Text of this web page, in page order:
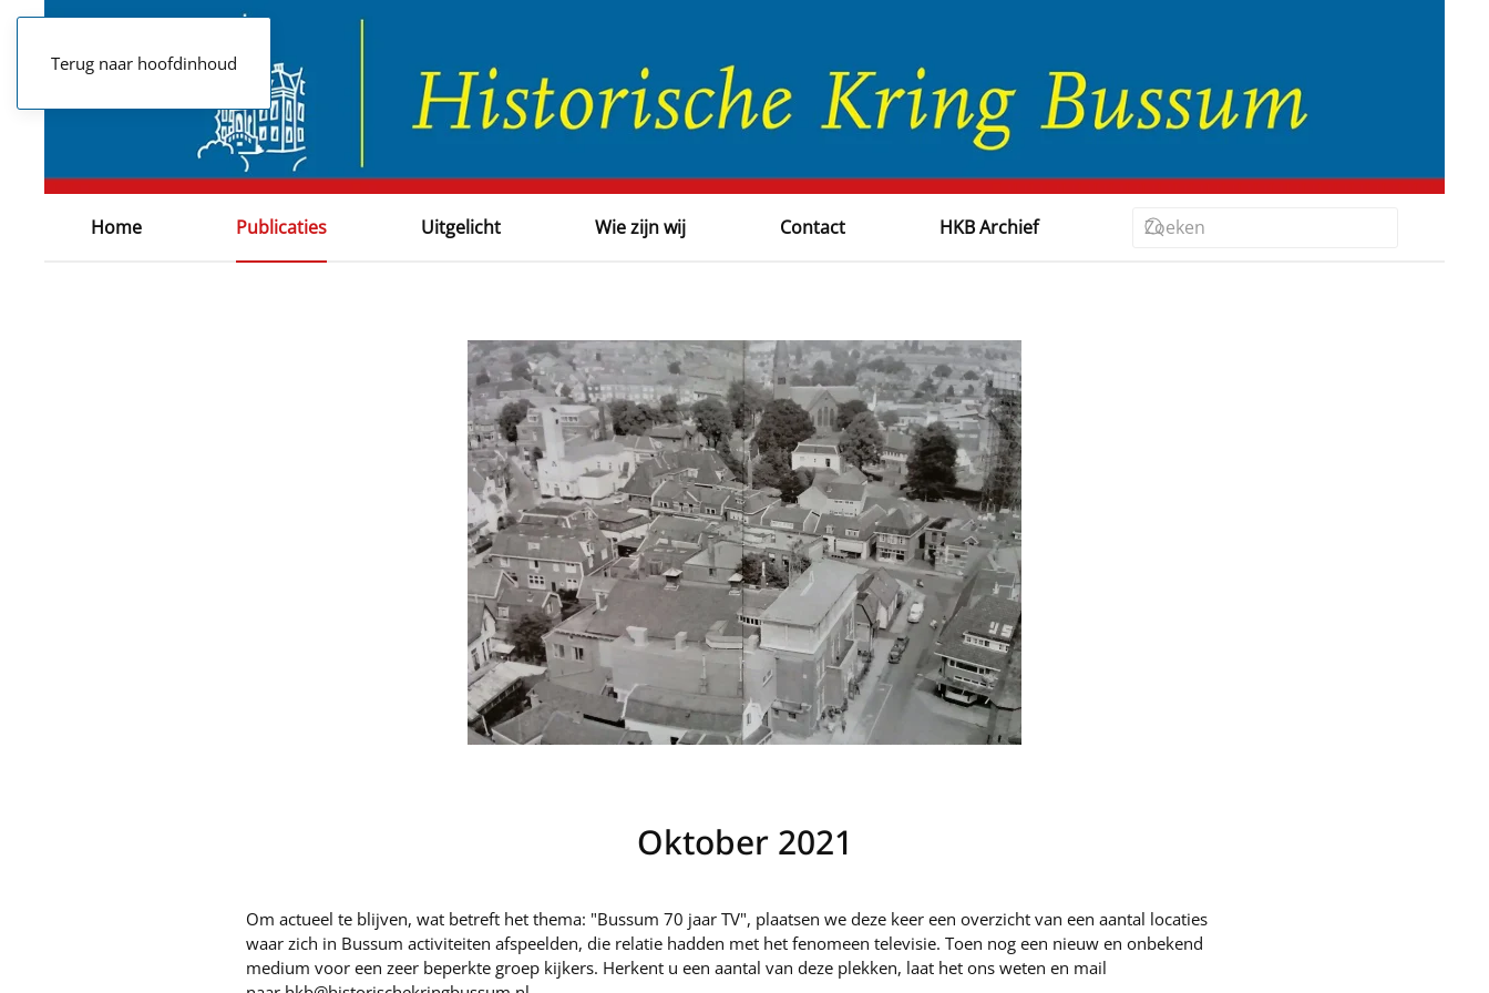
Terug naar hoofdinhoud
Home Publicaties Uitgelicht Wie zijn wij Contact HKB Archief
Oktober 2021
Om actueel te blijven, wat betreft het thema: "Bussum 70 jaar TV", plaatsen we deze keer een overzicht van een aantal locaties
waar zich in Bussum activiteiten afspeelden, die relatie hadden met het fenomeen televisie. Toen nog een nieuw en onbekend
medium voor een zeer beperkte groep kijkers. Herkent u een aantal van deze plekken, laat het ons weten en mail